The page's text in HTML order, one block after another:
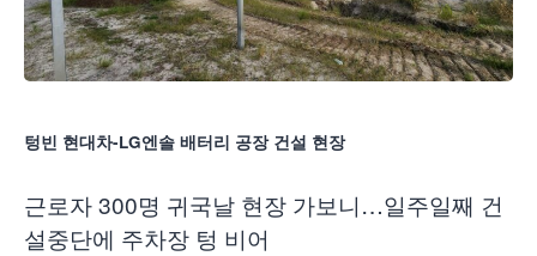
텅빈 현대차-LG엔솔 배터리 공장 건설 현장
근로자 300명 귀국날 현장 가보니…일주일째 건
설중단에 주차장 텅 비어